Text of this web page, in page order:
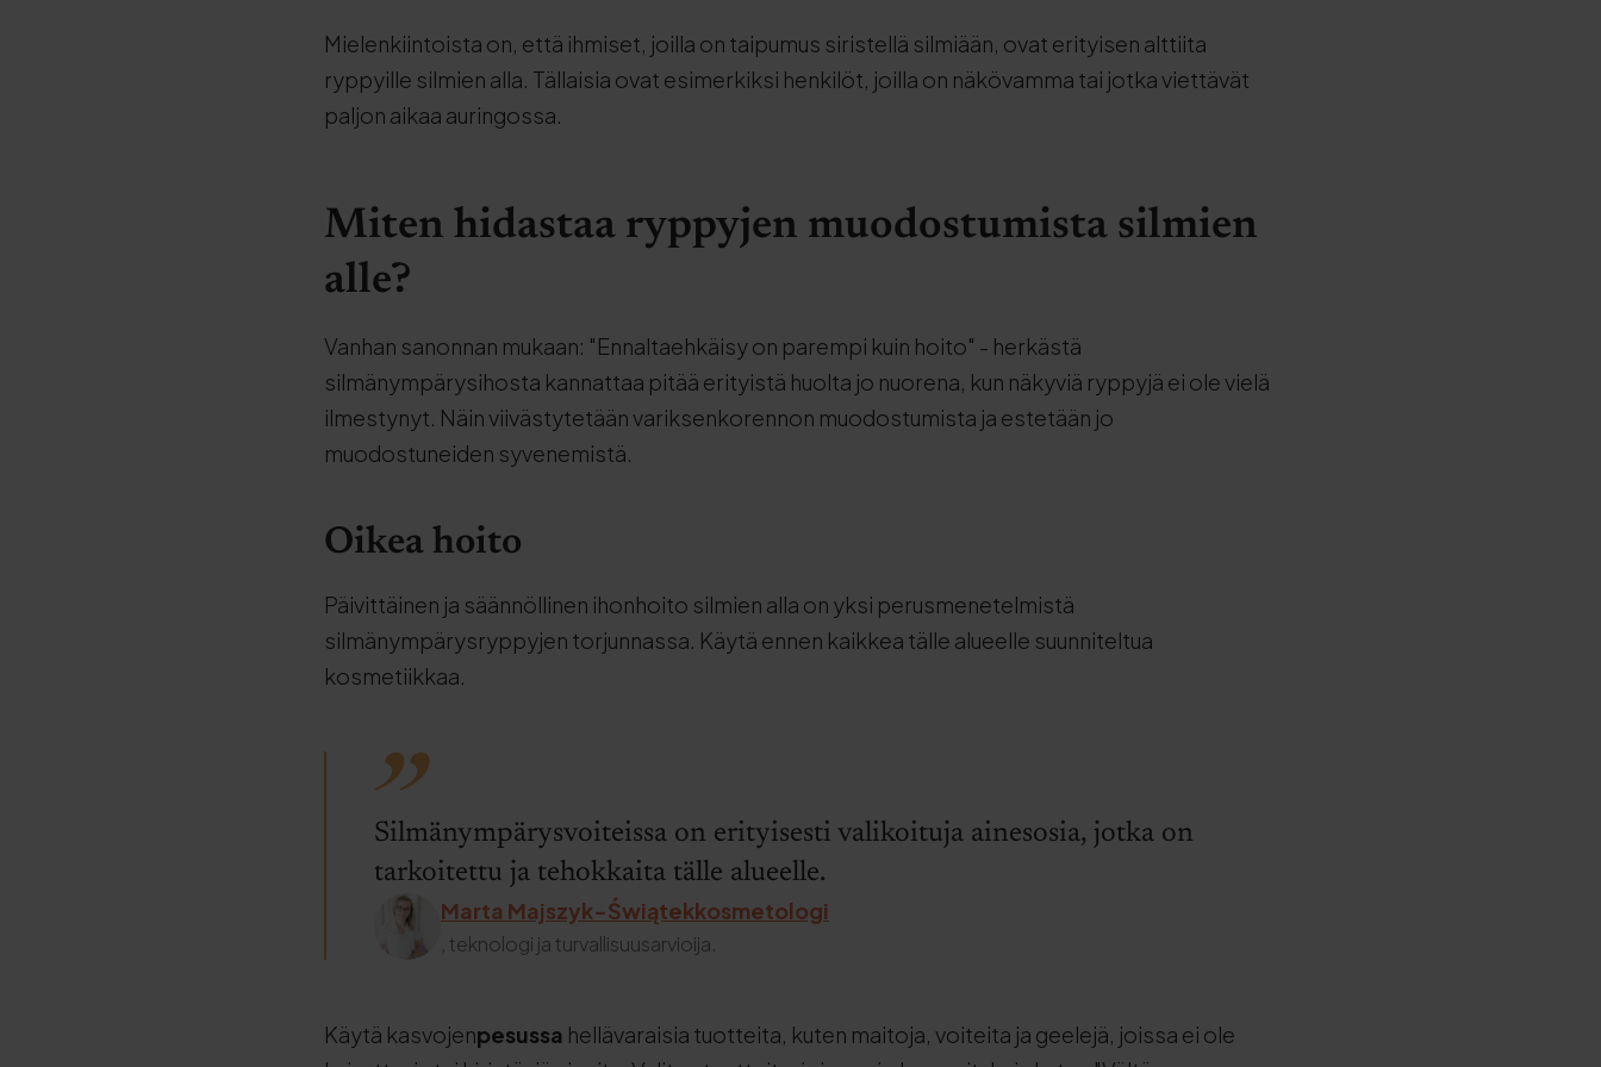
Mielenkiintoista on, että ihmiset, joilla on taipumus siristellä silmiään, ovat erityisen alttiita
ryppyille silmien alla. Tällaisia ovat esimerkiksi henkilöt, joilla on näkövamma tai jotka viettävät
paljon aikaa auringossa.
Miten hidastaa ryppyjen muodostumista silmien
alle?
Vanhan sanonnan mukaan: "Ennaltaehkäisy on parempi kuin hoito" - herkästä
silmänympärysihosta kannattaa pitää erityistä huolta jo nuorena, kun näkyviä ryppyjä ei ole vielä
ilmestynyt. Näin viivästytetään variksenkorennon muodostumista ja estetään jo
muodostuneiden syvenemistä.
Oikea hoito
Päivittäinen ja säännöllinen ihonhoito silmien alla on yksi perusmenetelmistä
silmänympärysryppyjen torjunnassa. Käytä ennen kaikkea tälle alueelle suunniteltua
kosmetiikkaa.
Silmänympärysvoiteissa on erityisesti valikoituja ainesosia, jotka on
tarkoitettu ja tehokkaita tälle alueelle.
Marta Majszyk-Świątekkosmetologi
, teknologi ja turvallisuusarvioija.
Käytä kasvojenpesussa hellävaraisia tuotteita, kuten maitoja, voiteita ja geelejä, joissa ei ole